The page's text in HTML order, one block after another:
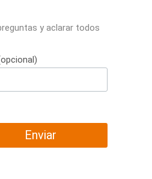
y aclarar todos
Enviar